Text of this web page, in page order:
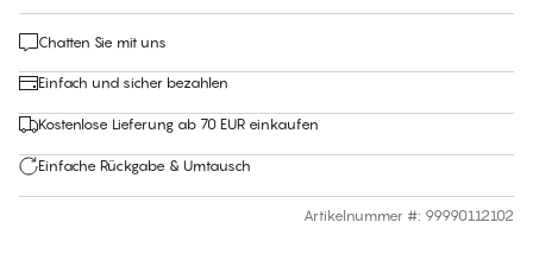
Chatten Sie mit uns
Einfach und sicher bezahlen
Kostenlose Lieferung ab 70 EUR einkaufen
Einfache Rückgabe & Umtausch
Artikelnummer #: 99990112102